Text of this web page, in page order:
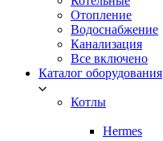
Отопление
Водоснабжение
Канализация
Все включено
Каталог оборудования
Котлы
Hermes